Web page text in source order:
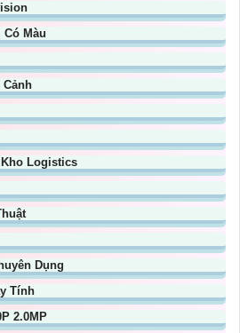
Màu
Cảnh
Logistics
Dụng
Tính
2.0MP